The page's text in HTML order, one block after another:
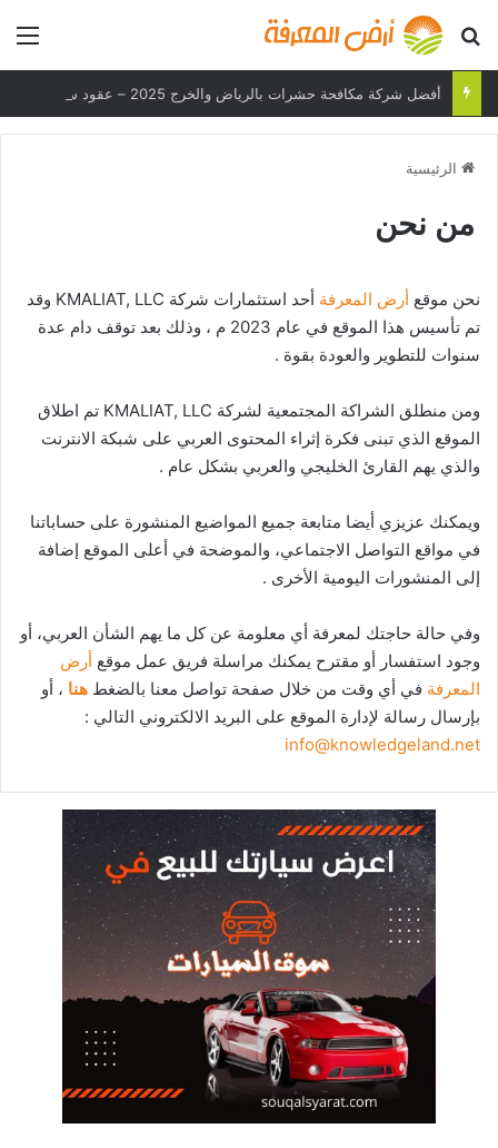
بحث عن
الرئيسية
من نحن
نحن موقع أرض المعرفة
أحد استثمارات شركة KMALIAT, LLC وقد
تم تأسيس هذا الموقع في عام 2023 م ، وذلك بعد توقف دام عدة
سنوات للتطوير والعودة بقوة .
ومن منطلق الشراكة المجتمعية لشركة KMALIAT, LLC تم اطلاق
الموقع الذي تبنى فكرة إثراء المحتوى العربي على شبكة الانترنت
والذي يهم القارئ الخليجي والعربي بشكل عام .
ويمكنك عزيزي أيضا متابعة جميع المواضيع المنشورة على حساباتنا
في مواقع التواصل الاجتماعي، والموضحة في أعلى الموقع إضافة
إلى المنشورات اليومية الأخرى .
وفي حالة حاجتك لمعرفة أي معلومة عن كل ما يهم الشأن العربي، أو
وجود استفسار أو مقترح يمكنك مراسلة فريق عمل موقع أرض
المعرفة في أي وقت من خلال صفحة تواصل معنا بالضغط هنا ، أو
بإرسال رسالة لإدارة الموقع على البريد الالكتروني التالي :
info@knowledgeland.net